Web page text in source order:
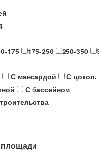
175 175-250 250-350
С мансардой
С цокол.
С бассейном